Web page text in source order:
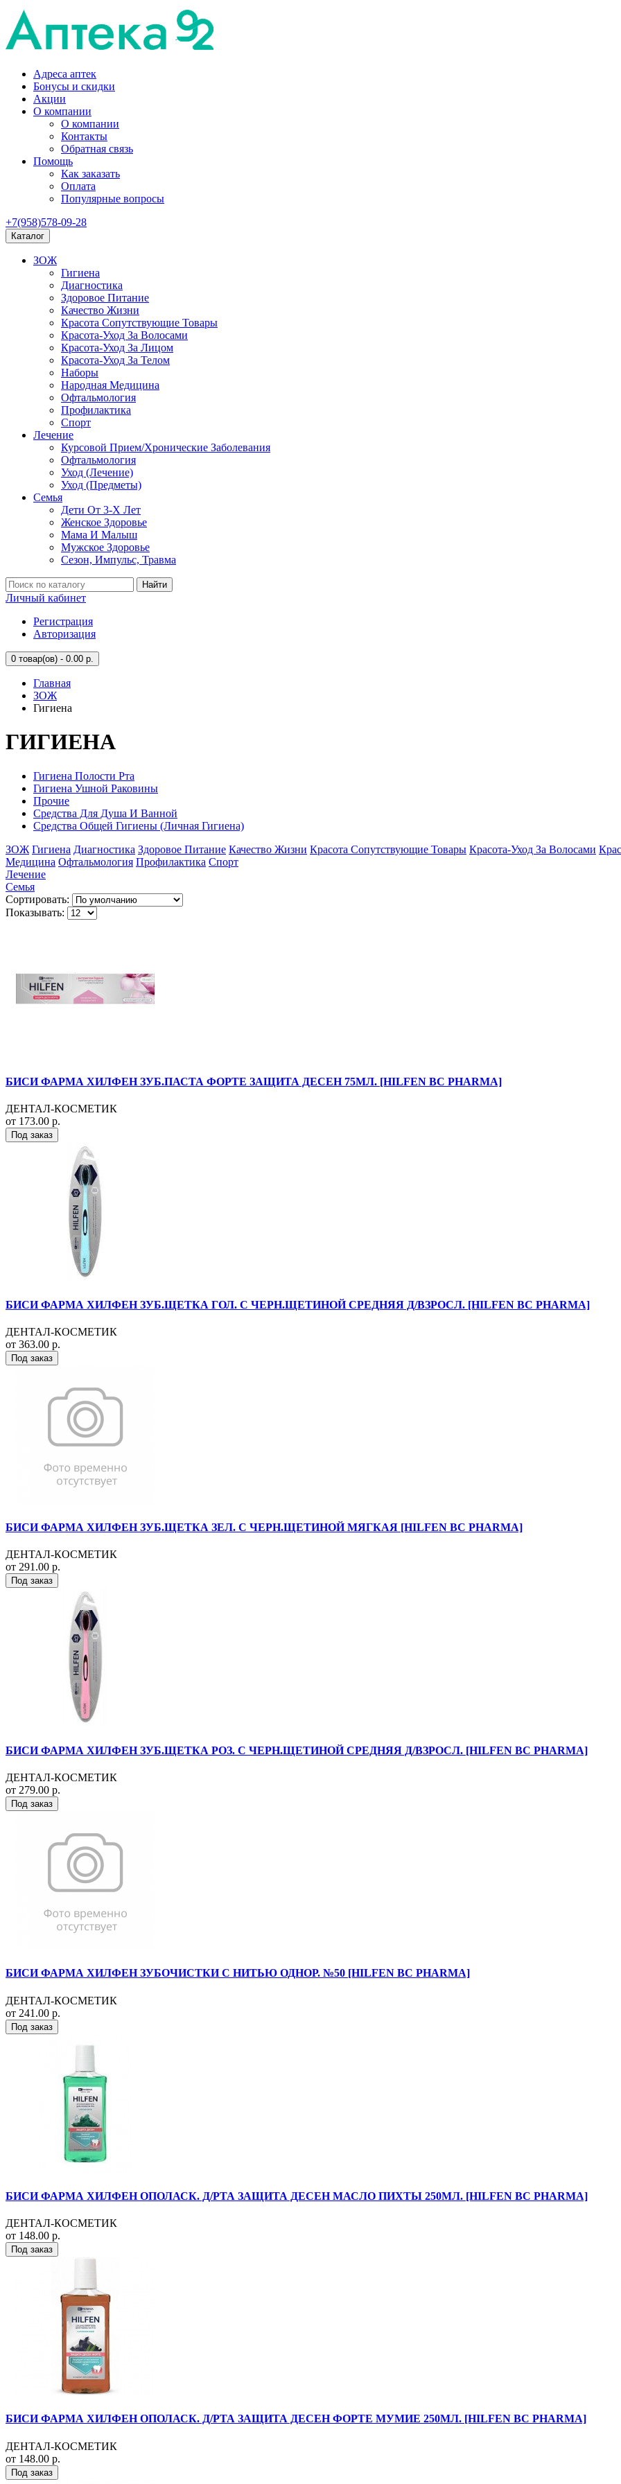
Адреса аптек
Бонусы и скидки
Акции
О компании
О компании
Контакты
Обратная связь
Помощь
Как заказать
Оплата
Популярные вопросы
+7(958)578-09-28
Каталог
ЗОЖ
Гигиена
Диагностика
Здоровое Питание
Качество Жизни
Красота Сопутствующие Товары
Красота-Уход За Волосами
Красота-Уход За Лицом
Красота-Уход За Телом
Наборы
Народная Медицина
Офтальмология
Профилактика
Спорт
Лечение
Курсовой Прием/Хронические Заболевания
Офтальмология
Уход (Лечение)
Уход (Предметы)
Семья
Дети От 3-Х Лет
Женское Здоровье
Мама И Малыш
Мужское Здоровье
Сезон, Импульс, Травма
Найти
Личный кабинет
Регистрация
Авторизация
0 товар(ов) - 0.00 р.
Главная
ЗОЖ
Гигиена
ГИГИЕНА
Гигиена Полости Рта
Гигиена Ушной Раковины
Прочие
Средства Для Душа И Ванной
Средства Общей Гигиены (Личная Гигиена)
ЗОЖ Гигиена Диагностика Здоровое Питание Качество Жизни Красота Сопутствующие Товары Красота-Уход За Волосами
Медицина Офтальмология Профилактика Спорт
Лечение
Семья
Сортировать:
Показывать:
БИСИ ФАРМА ХИЛФЕН ЗУБ.ПАСТА ФОРТЕ ЗАЩИТА ДЕСЕН 75МЛ. [HILFEN BC PHARMA]
ДЕНТАЛ-КОСМЕТИК
от 173.00 р.
Под заказ
БИСИ ФАРМА ХИЛФЕН ЗУБ.ЩЕТКА ГОЛ. С ЧЕРН.ЩЕТИНОЙ СРЕДНЯЯ Д/ВЗРОСЛ. [HILFEN BC PHARMA]
ДЕНТАЛ-КОСМЕТИК
от 363.00 р.
Под заказ
БИСИ ФАРМА ХИЛФЕН ЗУБ.ЩЕТКА ЗЕЛ. С ЧЕРН.ЩЕТИНОЙ МЯГКАЯ [HILFEN BC PHARMA]
ДЕНТАЛ-КОСМЕТИК
от 291.00 р.
Под заказ
БИСИ ФАРМА ХИЛФЕН ЗУБ.ЩЕТКА РОЗ. С ЧЕРН.ЩЕТИНОЙ СРЕДНЯЯ Д/ВЗРОСЛ. [HILFEN BC PHARMA]
ДЕНТАЛ-КОСМЕТИК
от 279.00 р.
Под заказ
БИСИ ФАРМА ХИЛФЕН ЗУБОЧИСТКИ С НИТЬЮ ОДНОР. №50 [HILFEN BC PHARMA]
ДЕНТАЛ-КОСМЕТИК
от 241.00 р.
Под заказ
БИСИ ФАРМА ХИЛФЕН ОПОЛАСК. Д/РТА ЗАЩИТА ДЕСЕН МАСЛО ПИХТЫ 250МЛ. [HILFEN BC PHARMA]
ДЕНТАЛ-КОСМЕТИК
от 148.00 р.
Под заказ
БИСИ ФАРМА ХИЛФЕН ОПОЛАСК. Д/РТА ЗАЩИТА ДЕСЕН ФОРТЕ МУМИЕ 250МЛ. [HILFEN BC PHARMA]
ДЕНТАЛ-КОСМЕТИК
от 148.00 р.
Под заказ